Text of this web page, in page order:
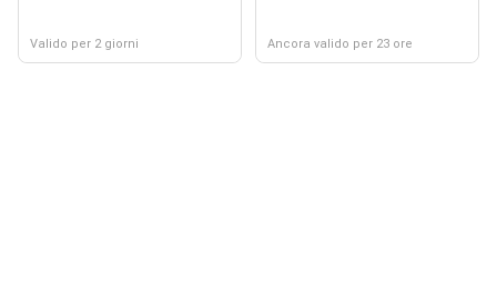
Valido per 2 giorni Ancora valido per 23 ore